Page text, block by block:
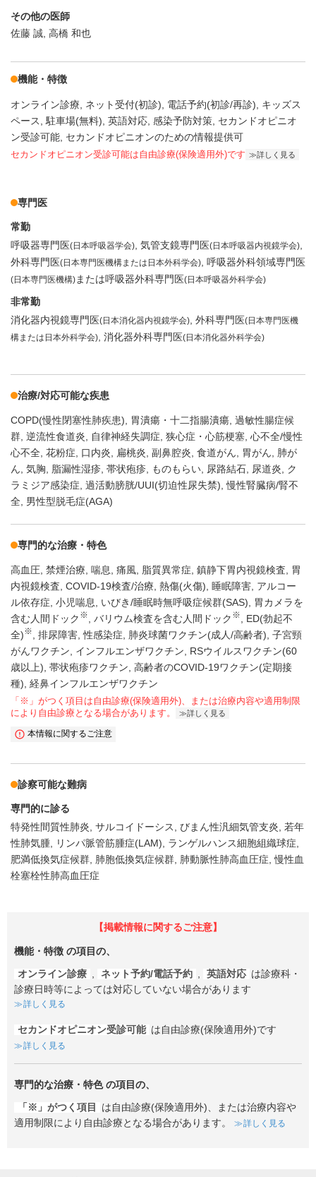
その他の医師
佐藤 誠, 高橋 和也
機能・特徴
オンライン診療 ネット受付(初診) 電話予約(初診/再診)
キッズス
ペース
駐車場(無料) 英語対応 感染予防対策 セカンドオピニオ
ン受診可能 セカンドオピニオンのための情報提供可
セカンドオピニオン受診可能は自由診療(保険適用外)です 詳しく見る
専門医
常勤
呼吸器専門医(日本呼吸器学会) 気管支鏡専門医(日本呼吸器内視鏡学会)
外科専門医(日本専門医機構または日本外科学会) 呼吸器外科領域専門医
(日本専門医機構) または呼吸器外科専門医(日本呼吸器外科学会)
非常勤
消化器内視鏡専門医(日本消化器内視鏡学会) 外科専門医(日本専門医機
構または日本外科学会) 消化器外科専門医(日本消化器外科学会)
治療/対応可能な疾患
COPD(慢性閉塞性肺疾患) 胃潰瘍・十二指腸潰瘍 過敏性腸症候
群 逆流性食道炎 自律神経失調症 狭心症・心筋梗塞 心不全/慢性
心不全 花粉症 口内炎 扁桃炎 副鼻腔炎 食道がん 胃がん
肺が
ん 気胸 脂漏性湿疹 帯状疱疹 ものもらい 尿路結石 尿道炎
ク
ラミジア感染症 過活動膀胱/UUI(切迫性尿失禁) 慢性腎臓病/腎不
全 男性型脱毛症(AGA)
専門的な治療・特色
高血圧 禁煙治療 喘息 痛風 脂質異常症 鎮静下胃内視鏡検査
胃
内視鏡検査 COVID-19検査/治療 熱傷(火傷) 睡眠障害 アルコー
ル依存症 小児喘息 いびき/睡眠時無呼吸症候群(SAS)
胃カメラを
含む人間ドック ※ バリウム検査を含む人間ドック ※
ED(勃起不
全)※ 排尿障害 性感染症 肺炎球菌ワクチン(成人/高齢者) 子宮頸
がんワクチン
インフルエンザワクチン
RSウイルスワクチン(60
歳以上) 帯状疱疹ワクチン 高齢者のCOVID-19ワクチン(定期接
種) 経鼻インフルエンザワクチン
「※」がつく項目は自由診療(保険適用外)、または治療内容や適用制限
により自由診療となる場合があります。
詳しく見る
本情報に関するご注意
診察可能な難病
専門的に診る
特発性間質性肺炎 サルコイドーシス びまん性汎細気管支炎 若年
性肺気腫
リンパ脈管筋腫症(LAM)
ランゲルハンス細胞組織球症
肥満低換気症候群 肺胞低換気症候群 肺動脈性肺高血圧症 慢性血
栓塞栓性肺高血圧症
【掲載情報に関するご注意】
機能・特徴 の項目の、
オンライン診療 ネット予約/電話予約 英語対応 は診療科・
診療日時等によっては対応していない場合があります
詳しく見る
セカンドオピニオン受診可能 は自由診療(保険適用外)です
詳しく見る
専門的な治療・特色の項目の、
「※」がつく項目
は自由診療(保険適用外)、または治療内容や
適用制限により自由診療となる場合があります。
詳しく見る